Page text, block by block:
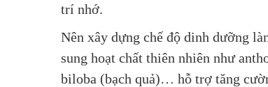
trí nhớ.
Nên xây dựng chế độ dinh dưỡng
sung hoạt chất thiên nhiên như
biloba (bạch quả)… hỗ trợ tăng